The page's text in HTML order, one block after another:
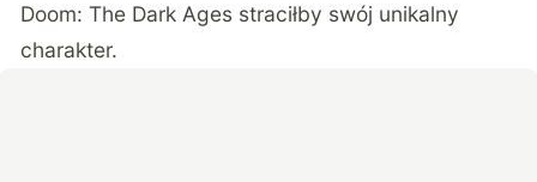
Doom: The Dark Ages straciłby swój unikalny
charakter.